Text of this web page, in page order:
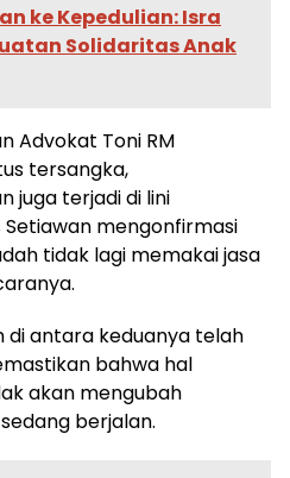
ke Kepedulian: Isra
Solidaritas Anak
Advokat Toni RM
tersangka,
juga terjadi di lini
Setiawan mengonfirmasi
tidak lagi memakai jasa
di antara keduanya telah
bahwa hal
akan mengubah
berjalan.